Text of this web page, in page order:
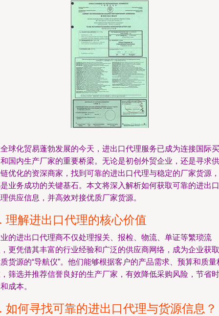
球化贸易蓬勃发展的今天，进出口代理服务已成为连接国际买
国内生产厂家的重要桥梁。无论是初创外贸企业，还是寻求供
优化的资深商家，找到可靠的进出口代理与稳定的厂家货源，
业务成功的关键基石。本文将深入解析如何获取可靠的进出口
供应信息，并高效对接优质厂家货源。
理解进出口代理的核心价值
的进出口代理商不仅处理报关、报检、物流、单证等繁琐流
更凭借其丰富的行业经验和广泛的供应商网络，成为企业获取
货源的“导航仪”。他们能够根据客户的产品需求、预算和质量
筛选并推荐信誉良好的生产厂家，有效降低采购风险，节省时
成本。
如何寻找可靠的进出口代理与货源信息？